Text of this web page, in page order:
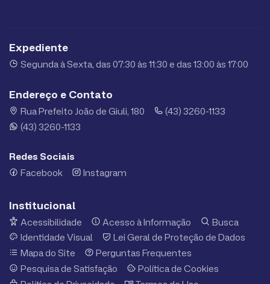
Expediente
Segunda à Sexta, das 07:30 às 11:30 e das 13:00 às 17:00
Endereço e Contato
Rua Prefeito João de Giuli, 180
(43) 3260-1133
(43) 3260-1133
Redes Sociais
Facebook
Instagram
Institucional
Acessibilidade Acesso à Informação
Busca
Identidade Visual
Lei Geral de Proteção de Dados
Mapa do Site
Perguntas Frequentes
Pesquisa de Satisfação
Política de Cookies